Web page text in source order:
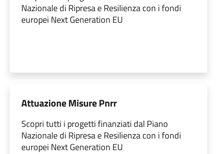
Nazionale di Ripresa e Resilienza con i fondi
europei Next Generation EU
Attuazione Misure Pnrr
Scopri tutti i progetti finanziati dal Piano
Nazionale di Ripresa e Resilienza con i fondi
europei Next Generation EU